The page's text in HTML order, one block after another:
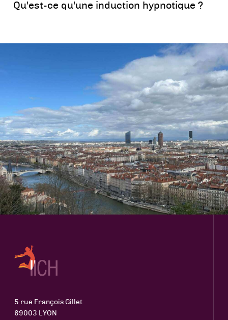
Qu'est-ce qu'une induction hypnotique ?
5 rue François Gillet
69003 LYON